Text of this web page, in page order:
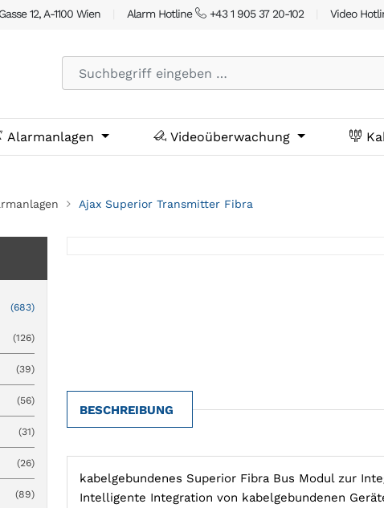
12, A-1100 Wien Alarm Hotline +43 1 905 37 20-102 Video
Alarmanlagen Videoüberwachung
Ajax Superior Transmitter Fibra
(683)
(126)
(39)
(56)
(31)
(26)
(89)
BESCHREIBUNG
kabelgebundenes Superior Fibra Bus Modul zur
Intelligente Integration von kabelgebundenen